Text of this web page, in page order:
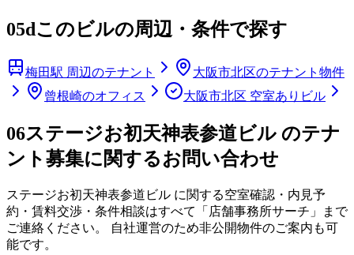
05dこのビルの周辺・条件で探す
梅田駅 周辺のテナント
大阪市北区のテナント物件
曾根崎のオフィス
大阪市北区 空室ありビル
06ステージお初天神表参道ビル のテナ
ント募集に関するお問い合わせ
ステージお初天神表参道ビル に関する空室確認・内見予
約・賃料交渉・条件相談はすべて「店舗事務所サーチ」まで
ご連絡ください。 自社運営のため非公開物件のご案内も可
能です。